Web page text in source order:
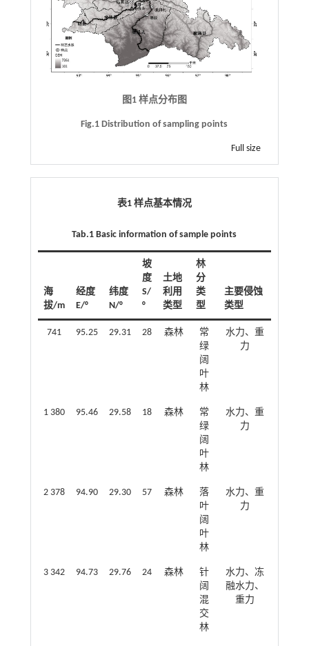
图1 样点分布图
Fig.1 Distribution of sampling points
Full size
表1 样点基本情况
Tab.1 Basic information of sample points
海
拔/m
经度
E/°
纬度
N/°
坡
度
S/
°
土地
利用
类型
林
分
类
型
主要侵蚀
类型
741 95.25 29.31 28 森林
常
绿
阔
叶
林
水力、重
力
1 380 95.46 29.58 18 森林
常
绿
阔
叶
林
水力、重
力
2 378 94.90 29.30 57 森林
落
叶
阔
叶
林
水力、重
力
3 342 94.73 29.76 24 森林
针
阔
混
交
林
水力、冻
融水力、
重力